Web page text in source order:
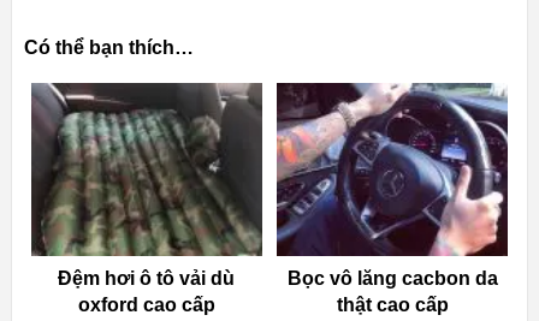
Có thể bạn thích…
Đệm hơi ô tô vải dù
oxford cao cấp
Bọc vô lăng cacbon da
thật cao cấp